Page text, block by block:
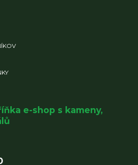
e-shop s kameny,